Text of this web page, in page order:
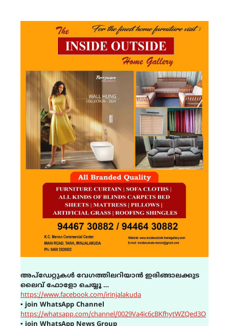
അപ്ഡേറ്റുകൾ വേഗത്തിലറിയാൻ ഇരിങ്ങാലക്കുട
ലൈവ് ഫോളോ ചെയ്യൂ …
https://www.facebook.com/irinjalakuda
▪join WhatsApp Channel
https://whatsapp.com/channel/0029Va4ic6cBKfhytWZQed3O